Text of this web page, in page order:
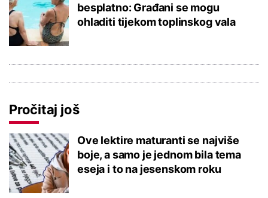
besplatno: Građani se mogu
ohladiti tijekom toplinskog vala
Pročitaj još
Ove lektire maturanti se najviše
boje, a samo je jednom bila tema
eseja i to na jesenskom roku